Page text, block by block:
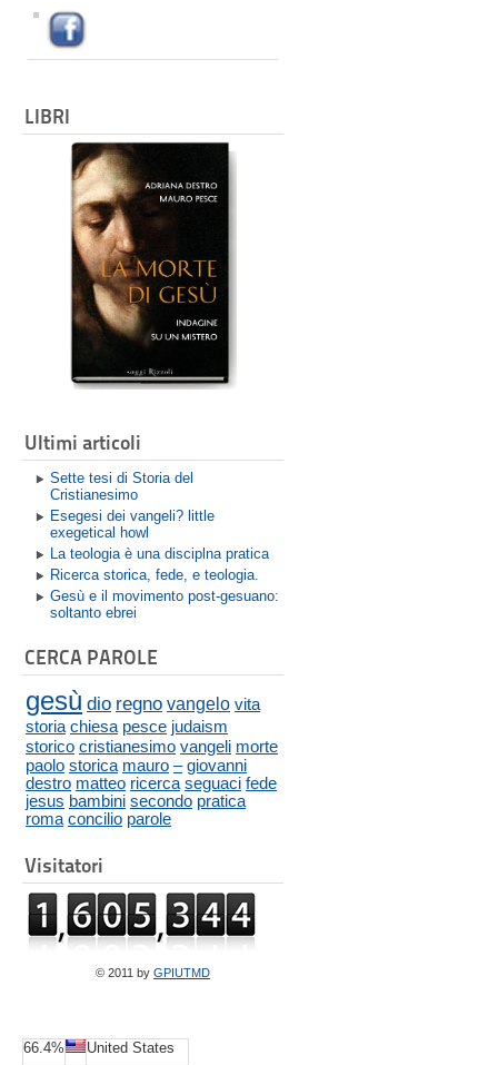
LIBRI
Ultimi articoli
Sette tesi di Storia del
Cristianesimo
Esegesi dei vangeli? little
exegetical howl
La teologia è una disciplna pratica
Ricerca storica, fede, e teologia.
Gesù e il movimento post-gesuano:
soltanto ebrei
CERCA PAROLE
gesù dio regno vangelo vita
storia chiesa pesce judaism
storico cristianesimo vangeli morte
paolo storica mauro – giovanni
destro matteo ricerca seguaci fede
jesus bambini secondo pratica
roma concilio parole
Visitatori
© 2011 by GPIUTMD
66.4%
United States